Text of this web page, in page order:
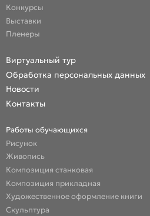
Конкурсы
Выставки
Пленеры
Виртуальный тур
Обработка персональных данных
Новости
Контакты
Работы обучающихся
Рисунок
Живопись
Композиция станковая
Композиция прикладная
Художественное оформление книги
Скульптура